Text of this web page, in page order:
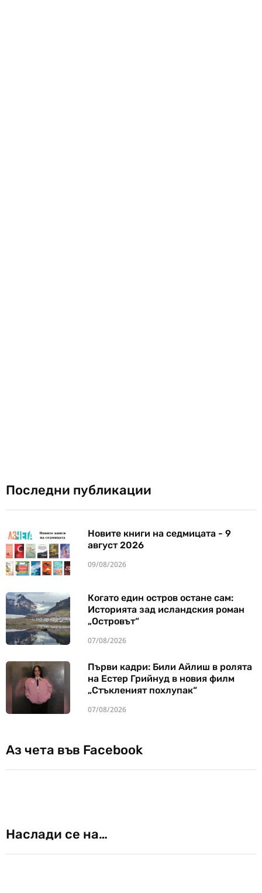
Последни публикации
Новите книги на седмицата - 9
август 2026
09/08/2026
Когато един остров остане сам:
Историята зад исландския роман
„Островът“
07/08/2026
Първи кадри: Били Айлиш в ролята
на Естер Грийнуд в новия филм
„Стъкленият похлупак“
07/08/2026
Аз чета във Facebook
Наслади се на…